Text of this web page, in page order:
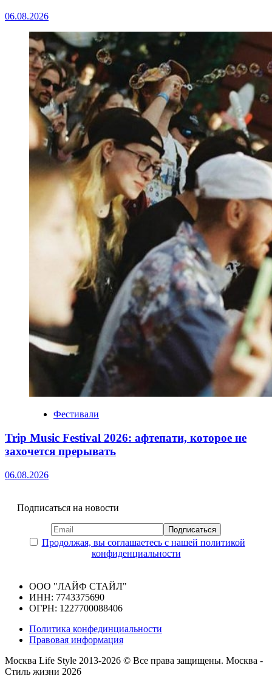
06.08.2026
Фестивали
Trip Music Festival 2026: афтепати, которое не
захочется прерывать
06.08.2026
Подписаться на новости
Продолжая, вы соглашаетесь с нашей политикой
конфиденциальности
ООО "ЛАЙФ СТАЙЛ"
ИНН: 7743375690
ОГРН: 1227700088406
Политика конфединциальности
Правовая информация
Москва Life Style 2013-2026 © Все права защищены. Москва -
Стиль жизни 2026